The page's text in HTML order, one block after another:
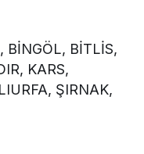
BİNGÖL, BİTLİS,
KARS,
ŞIRNAK,